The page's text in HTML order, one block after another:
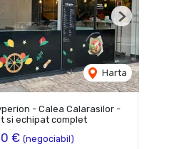
Harta
Next
- Calea Calarasilor -
si echipat complet
€ (negociabil)